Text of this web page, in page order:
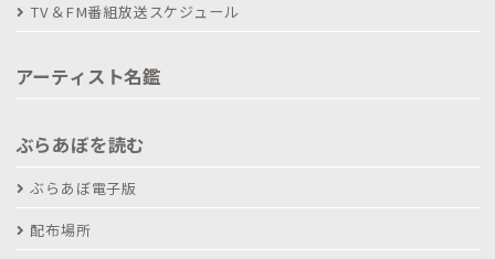
TV＆FM番組放送スケジュール
アーティスト名鑑
ぶらあぼを読む
ぶらあぼ電子版
配布場所